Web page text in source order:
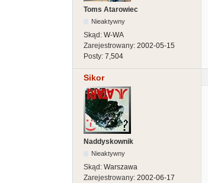
Toms Atarowiec
Nieaktywny
Skąd: W-WA
Zarejestrowany: 2002-05-15
Posty: 7,504
Sikor
Naddyskownik
Nieaktywny
Skąd: Warszawa
Zarejestrowany: 2002-06-17